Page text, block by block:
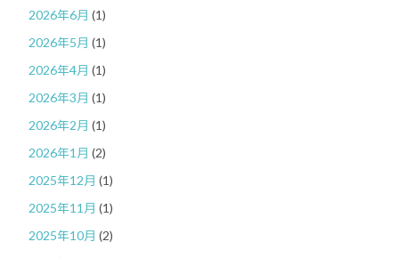
2026年6月 (1)
2026年5月 (1)
2026年4月 (1)
2026年3月 (1)
2026年2月 (1)
2026年1月 (2)
2025年12月 (1)
2025年11月 (1)
2025年10月 (2)